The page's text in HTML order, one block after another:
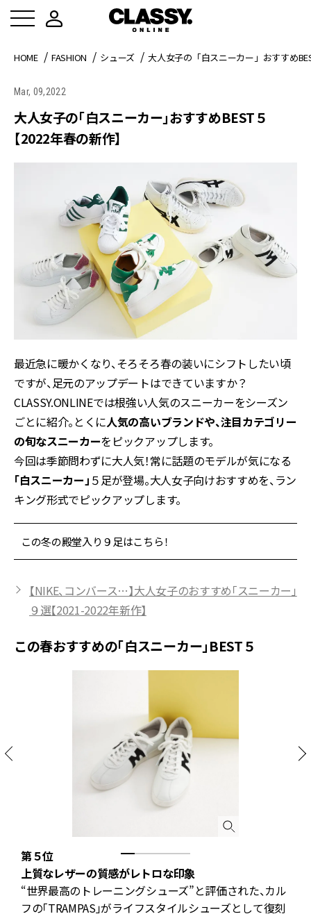
HOME FASHION シューズ 大人女子の「白スニーカー」おすすめ
Mar, 09,2022
大人女子の「白スニーカー」おすすめBEST５
【2022年春の新作】
最近急に暖かくなり、そろそろ春の装いにシフトしたい頃
ですが、足元のアップデートはできていますか？
CLASSY.ONLINEでは根強い人気のスニーカーをシーズン
ごとに紹介。とくに人気の高いブランドや、注目カテゴリー
の旬なスニーカーをピックアップします。
今回は季節問わずに大人気！常に話題のモデルが気になる
「白スニーカー」 ５足が登場。大人女子向けおすすめを、ラン
キング形式でピックアップします。
この冬の殿堂入り９足はこちら！
【NIKE、コンバース…】大人女子のおすすめ「スニーカー」
９選【2021-2022年新作】
この春おすすめの「白スニーカー」BEST５
第５位
上質なレザーの質感がレトロな印象
“世界最高のトレーニングシューズ”と評価された、カル
フの「TRAMPAS」がライフスタイルシューズとして復刻